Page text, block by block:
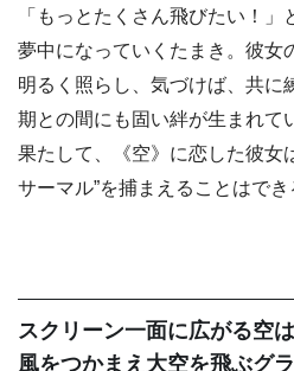
「もっとたくさん飛びたい！
夢中になっていくたまき。彼女
明るく照らし、気づけば、共に
期との間にも固い絆が生まれて
果たして、《空》に恋した彼女
サーマル”を捕まえることはで
スクリーン一面に広がる空
風をつかまえ大空を飛ぶグ